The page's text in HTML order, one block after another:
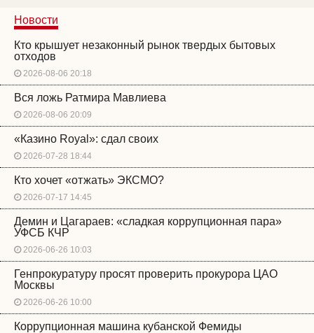
Новости
Кто крышует незаконный рынок твердых бытовых
отходов
2026-08-06 20:18
Вся ложь Ратмира Мавлиева
2026-08-06 20:09
«Казино Royal»: сдал своих
2026-07-28 18:44
Кто хочет «отжать» ЭКСМО?
2026-07-17 14:45
Демин и Цагараев: «сладкая коррупционная пара»
УФСБ КЧР
2026-06-26 10:03
Генпрокуратуру просят проверить прокурора ЦАО
Москвы
2026-06-26 10:00
Коррупционная машина кубанской Фемиды